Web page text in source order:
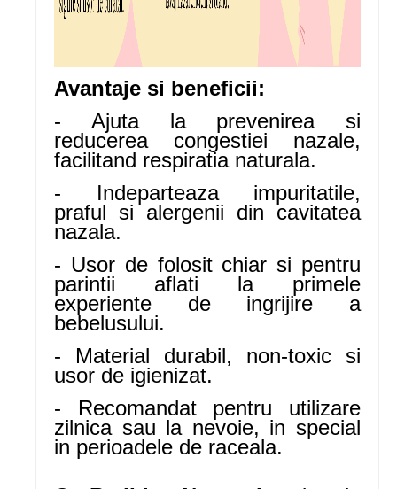
Avantaje si beneficii:
- Ajuta la prevenirea si
reducerea congestiei nazale,
facilitand respiratia naturala.
- Indeparteaza impuritatile,
praful si alergenii din cavitatea
nazala.
- Usor de folosit chiar si pentru
parintii aflati la primele
experiente de ingrijire a
bebelusului.
- Material durabil, non-toxic si
usor de igienizat.
- Recomandat pentru utilizare
zilnica sau la nevoie, in special
in perioadele de raceala.